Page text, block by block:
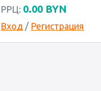
РРЦ: 0.00 BYN
Вход / Регистрация